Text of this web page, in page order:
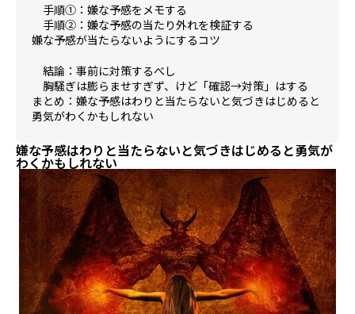
手順①：嫌な予感をメモする
手順②：嫌な予感の当たり外れを検証する
嫌な予感が当たらないようにするコツ
結論：事前に対策するべし
胸騒ぎは膨らませすぎず、けど「確認→対策」はする
まとめ：嫌な予感はわりと当たらないと気づきはじめると
勇気がわくかもしれない
嫌な予感はわりと当たらないと気づきはじめると勇気が
わくかもしれない